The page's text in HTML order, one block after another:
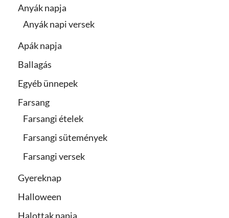
Anyák napja
Anyák napi versek
Apák napja
Ballagás
Egyéb ünnepek
Farsang
Farsangi ételek
Farsangi sütemények
Farsangi versek
Gyereknap
Halloween
Halottak napja